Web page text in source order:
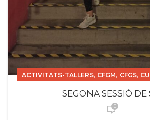
ACTIVITATS-TALLERS, CFGM, CFGS,
SEGONA SESSIÓ DE
0